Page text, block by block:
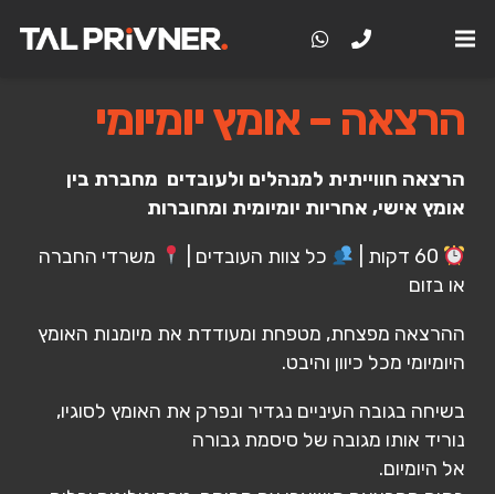
הרצאה – אומץ יומיומי
הרצאה חווייתית למנהלים ולעובדים מחברת בין
אומץ אישי, אחריות יומיומית ומחוברות
כל צוות העובדים |
משרדי החברה
או בזום
ההרצאה מפצחת, מטפחת ומעודדת את מיומנות האומץ
היומיומי מכל כיוון והיבט.
בשיחה בגובה העיניים נגדיר ונפרק את האומץ לסוגיו,
נוריד אותו מגובה של סיסמת גבורה
אל היומיום.